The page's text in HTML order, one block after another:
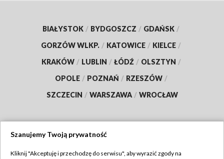
BIAŁYSTOK / BYDGOSZCZ / GDAŃSK /
GORZÓW WLKP. / KATOWICE / KIELCE /
KRAKÓW / LUBLIN / ŁÓDŹ / OLSZTYN /
OPOLE / POZNAŃ / RZESZÓW /
SZCZECIN / WARSZAWA / WROCŁAW
Szanujemy Twoją prywatność
Kliknij "Akceptuję i przechodzę do serwisu", aby wyrazić zgody na